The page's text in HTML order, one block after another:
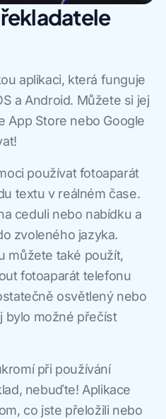
aplikaci, která funguje
a Android. Můžete si jej
App Store nebo Google
používat fotoaparát
textu v reálném čase.
ceduli nebo nabídku a
zvoleného jazyka.
můžete také použít,
fotoaparát telefonu
osvětlený nebo
bylo možné přečíst
při používání
nebuďte! Aplikace
co jste přeložili nebo